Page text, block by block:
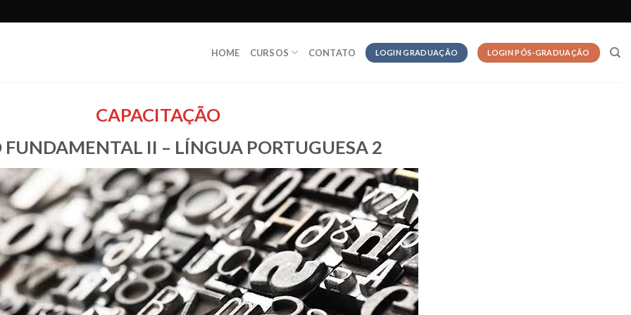
HOME CURSOS CONTATO LOGIN GRADUAÇÃO LOGIN PÓS-GRADUAÇÃO
CAPACITAÇÃO
FUNDAMENTAL II – LÍNGUA PORTUGUESA 2